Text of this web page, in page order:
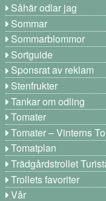
Såhär odlar jag
Sommar
Sommarblommor
Sortguide
Sponsrat av reklam
Stenfrukter
Tankar om odling
Tomater
Tomater – Vinterns
Tomatplan
Trädgårdstrollet
Trollets favoriter
Vår